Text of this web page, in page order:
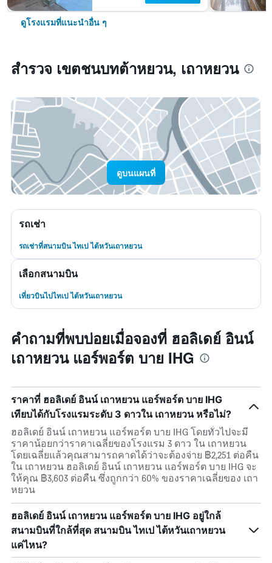
ดูโรงแรมที่แนะนำอื่น ๆ
สำรวจ เขตชนบทต้าหยวน, เถาหยวน
ดูบนแผนที่
รถเช่า
รถเช่าที่สนามบิน ไทเป ไต้หวันเถาหยวน
เลือกสนามบิน
เที่ยวบินไปไทเป ไต้หวันเถาหยวน
คำถามที่พบบ่อยเมื่อจองที่ ฮอลิเดย์ อินน์
เถาหยวน แอร์พอร์ต บาย IHG
ราคาที่ ฮอลิเดย์ อินน์ เถาหยวน แอร์พอร์ต บาย IHG
เทียบได้กับโรงแรมระดับ 3 ดาวใน เถาหยวน หรือไม่?
ฮอลิเดย์ อินน์ เถาหยวน แอร์พอร์ต บาย IHG โดยทั่วไปจะมี
ราคาน้อยกว่าราคาเฉลี่ยของโรงแรม 3 ดาว ใน เถาหยวน
โดยเฉลี่ยแล้วคุณสามารถคาดได้ว่าจะต้องจ่าย ฿2,251 ต่อคืน
ใน เถาหยวน ฮอลิเดย์ อินน์ เถาหยวน แอร์พอร์ต บาย IHG จะ
ให้คุณ ฿3,603 ต่อคืน ซึ่งถูกกว่า 60% ของราคาเฉลี่ยของ เถา
หยวน
ฮอลิเดย์ อินน์ เถาหยวน แอร์พอร์ต บาย IHG อยู่ใกล้
สนามบินที่ใกล้ที่สุด สนามบิน ไทเป ไต้หวันเถาหยวน
แค่ไหน?